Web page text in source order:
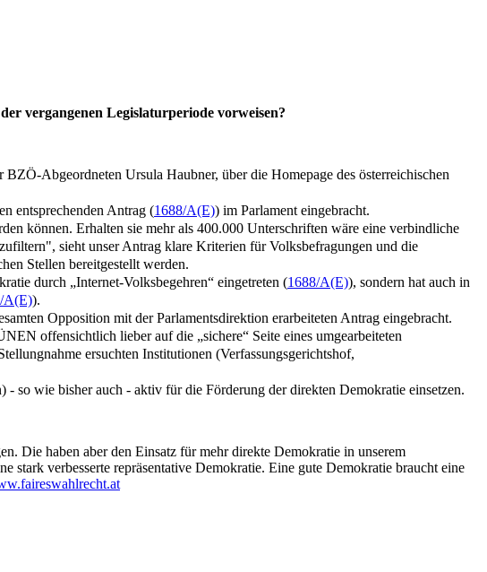
vergangenen Legislaturperiode vorweisen?
Abgeordneten Ursula Haubner, über die Homepage des österreichischen
entsprechenden Antrag (1688/A(E)) im Parlament eingebracht.
können. Erhalten sie mehr als 400.000 Unterschriften wäre eine verbindliche
sieht unser Antrag klare Kriterien für Volksbefragungen und die
Stellen bereitgestellt werden.
durch „Internet-Volksbegehren“ eingetreten (1688/A(E)), sondern hat auch in
A(E)).
Opposition mit der Parlamentsdirektion erarbeiteten Antrag eingebracht.
offensichtlich lieber auf die „sichere“ Seite eines umgearbeiteten
ersuchten Institutionen (Verfassungsgerichtshof,
so wie bisher auch - aktiv für die Förderung der direkten Demokratie einsetzen.
Die haben aber den Einsatz für mehr direkte Demokratie in unserem
stark verbesserte repräsentative Demokratie. Eine gute Demokratie braucht eine